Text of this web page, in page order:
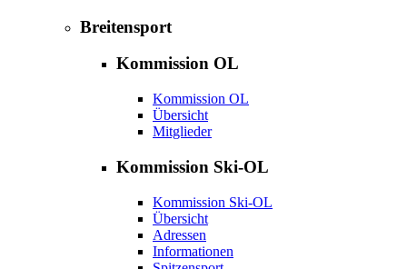
Breitensport
Kommission OL
Kommission OL
Übersicht
Mitglieder
Kommission Ski-OL
Kommission Ski-OL
Übersicht
Adressen
Informationen